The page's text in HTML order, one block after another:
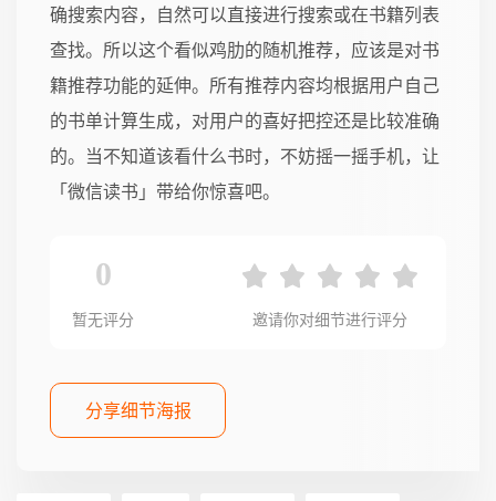
确搜索内容，自然可以直接进行搜索或在书籍列表
查找。所以这个看似鸡肋的随机推荐，应该是对书
籍推荐功能的延伸。所有推荐内容均根据用户自己
的书单计算生成，对用户的喜好把控还是比较准确
的。当不知道该看什么书时，不妨摇一摇手机，让
「微信读书」带给你惊喜吧。
0
暂无评分 邀请你对细节进行评分
分享细节海报